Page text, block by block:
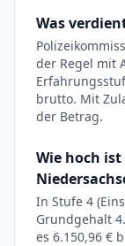
Was
der Regel mit
brutto. Mit
der Betrag.
Wie hoch ist
In Stufe 4
Grundgehalt
es 6.150,96 €